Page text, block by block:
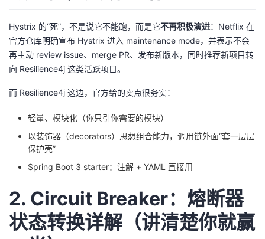
Hystrix 的“死”，不是说它不能跑，而是它不再积极演进：Netflix 在
官方仓库明确宣布 Hystrix 进入 maintenance mode，并表示不会
再主动 review issue、merge PR、发布新版本，同时推荐新项目转
向 Resilience4j 这类活跃项目。
而 Resilience4j 这边，官方给的卖点很务实：
轻量、模块化（你只引你需要的模块）
以装饰器（decorators）思想组合能力，调用链外面“套一层层
保护壳”
Spring Boot 3 starter：注解 + YAML 直接用
2. Circuit Breaker：熔断器
状态转换详解（讲清楚你就赢